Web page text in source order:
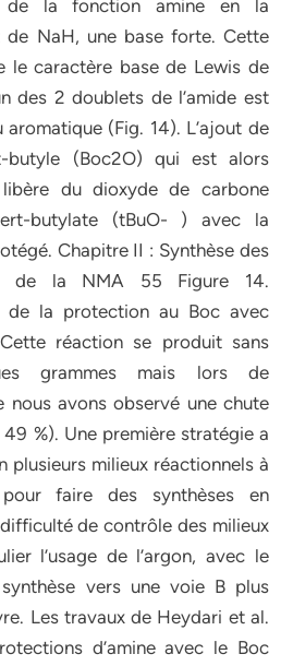
de la fonction amine en la
de NaH, une base forte. Cette
le caractère base de Lewis de
des 2 doublets de l’amide est
(Fig. 14). L’ajout de
butyle (Boc2O) qui est alors
du dioxyde de carbone
butylate (tBuO- ) avec la
Chapitre II : Synthèse des
de la NMA 55 Figure 14.
de la protection au Boc avec
réaction se produit sans
grammes mais lors de
nous avons observé une chute
%). Une première stratégie a
plusieurs milieux réactionnels à
pour faire des synthèses en
de contrôle des milieux
l’usage de l’argon, avec le
vers une voie B plus
Les travaux de Heydari et al.
d’amine avec le Boc